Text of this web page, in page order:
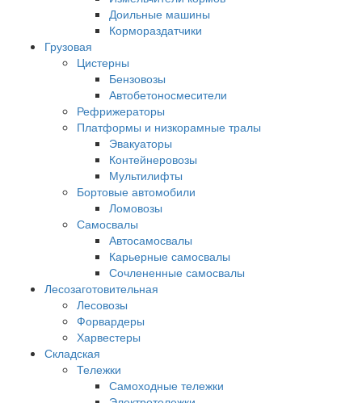
Доильные машины
Кормораздатчики
Грузовая
Цистерны
Бензовозы
Автобетоносмесители
Рефрижераторы
Платформы и низкорамные тралы
Эвакуаторы
Контейнеровозы
Мультилифты
Бортовые автомобили
Ломовозы
Самосвалы
Автосамосвалы
Карьерные самосвалы
Сочлененные самосвалы
Лесозаготовительная
Лесовозы
Форвардеры
Харвестеры
Складская
Тележки
Самоходные тележки